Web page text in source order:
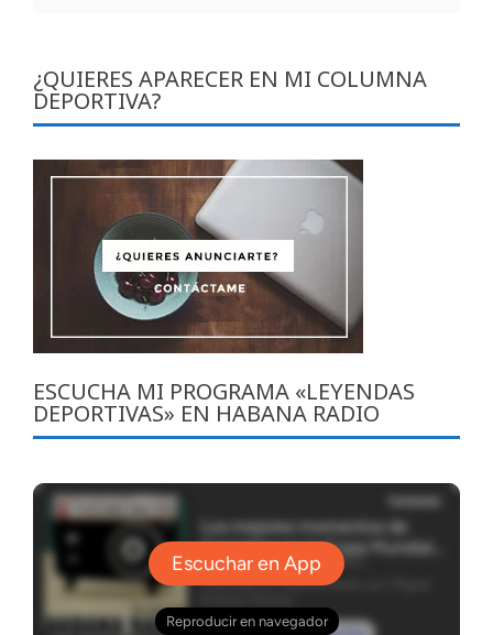
¿QUIERES APARECER EN MI COLUMNA
DEPORTIVA?
ESCUCHA MI PROGRAMA «LEYENDAS
DEPORTIVAS» EN HABANA RADIO